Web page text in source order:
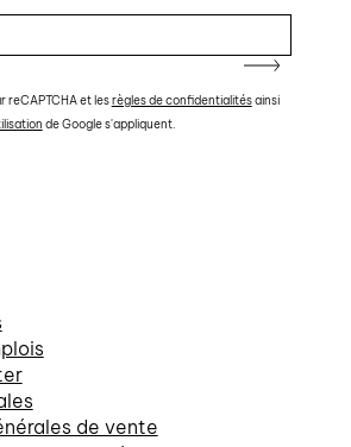
reCAPTCHA et lesrègles de confidentialitésainsi
de Google s'appliquent.
de vente